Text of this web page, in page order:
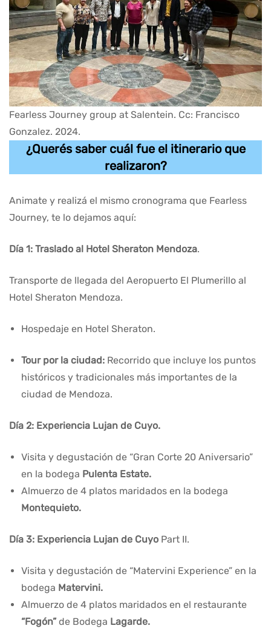
Fearless Journey group at Salentein. Cc: Francisco
Gonzalez. 2024.
¿Querés saber cuál fue el itinerario que
realizaron?
Animate y realizá el mismo cronograma que Fearless
Journey, te lo dejamos aquí:
Día 1: Traslado al Hotel Sheraton Mendoza.
Transporte de llegada del Aeropuerto El Plumerillo al
Hotel Sheraton Mendoza.
Hospedaje en Hotel Sheraton.
Tour por la ciudad: Recorrido que incluye los puntos
históricos y tradicionales más importantes de la
ciudad de Mendoza.
Día 2: Experiencia Lujan de Cuyo.
Visita y degustación de “Gran Corte 20 Aniversario”
en la bodega Pulenta Estate.
Almuerzo de 4 platos maridados en la bodega
Montequieto.
Día 3: Experiencia Lujan de Cuyo Part II.
Visita y degustación de “Matervini Experience” en la
bodega Matervini.
Almuerzo de 4 platos maridados en el restaurante
“Fogón”de Bodega Lagarde.